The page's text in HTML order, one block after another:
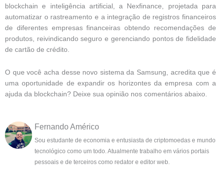
blockchain e inteligência artificial, a Nexfinance, projetada para
automatizar o rastreamento e a integração de registros financeiros
de diferentes empresas financeiras obtendo recomendações de
produtos, reivindicando seguro e gerenciando pontos de fidelidade
de cartão de crédito.
O que você acha desse novo sistema da Samsung, acredita que é
uma oportunidade de expandir os horizontes da empresa com a
ajuda da blockchain? Deixe sua opinião nos comentários abaixo.
Fernando Américo
Sou estudante de economia e entusiasta de criptomoedas e mundo
tecnológico como um todo. Atualmente trabalho em vários portais
pessoais e de terceiros como redator e editor web.